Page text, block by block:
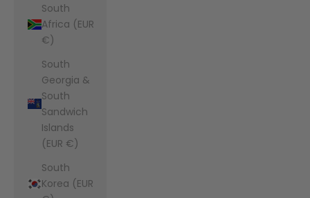
South
Africa (EUR
€)
South
Georgia &
South
Sandwich
Islands
(EUR €)
South
Korea (EUR